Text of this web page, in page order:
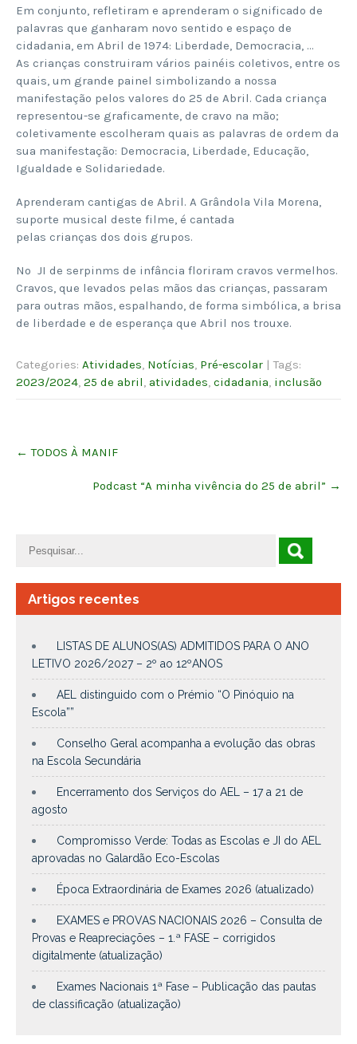
Em conjunto, refletiram e aprenderam o significado de
palavras que ganharam novo sentido e espaço de
cidadania, em Abril de 1974: Liberdade, Democracia, …
As crianças construiram vários painéis coletivos, entre os
quais, um grande painel simbolizando a nossa
manifestação pelos valores do 25 de Abril. Cada criança
representou-se graficamente, de cravo na mão;
coletivamente escolheram quais as palavras de ordem da
sua manifestação: Democracia, Liberdade, Educação,
Igualdade e Solidariedade.
Aprenderam cantigas de Abril. A Grândola Vila Morena,
suporte musical deste filme, é cantada
pelas crianças dos dois grupos.
No JI de serpinms de infância floriram cravos vermelhos.
Cravos, que levados pelas mãos das crianças, passaram
para outras mãos, espalhando, de forma simbólica, a brisa
de liberdade e de esperança que Abril nos trouxe.
Categories: Atividades Notícias Pré-escolar | Tags:
2023/2024 25 de abril atividades cidadania inclusão
navigation
← TODOS À MANIF
Podcast “A minha vivência do 25 de abril” →
Artigos recentes
LISTAS DE ALUNOS(AS) ADMITIDOS PARA O ANO
LETIVO 2026/2027 – 2º ao 12ºANOS
AEL distinguido com o Prémio “O Pinóquio na
Escola””
Conselho Geral acompanha a evolução das obras
na Escola Secundária
Encerramento dos Serviços do AEL – 17 a 21 de
agosto
Compromisso Verde: Todas as Escolas e JI do AEL
aprovadas no Galardão Eco-Escolas
Época Extraordinária de Exames 2026 (atualizado)
EXAMES e PROVAS NACIONAIS 2026 – Consulta de
Provas e Reapreciações – 1.ª FASE – corrigidos
digitalmente (atualização)
Exames Nacionais 1ª Fase – Publicação das pautas
de classificação (atualização)